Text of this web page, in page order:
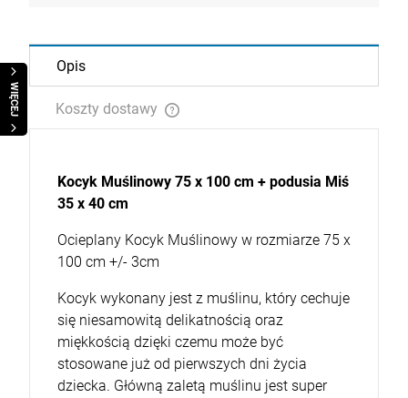
WIĘCEJ
Opis
Koszty dostawy
Cena nie zawiera ewentualnych kosztów płatności
Kocyk Muślinowy 75 x 100 cm + podusia Miś
35 x 40 cm
Ocieplany Kocyk Muślinowy w rozmiarze 75 x
100 cm +/- 3cm
Kocyk wykonany jest z muślinu, który cechuje
się niesamowitą delikatnością oraz
miękkością dzięki czemu może być
stosowane już od pierwszych dni życia
dziecka. Główną zaletą muślinu jest super